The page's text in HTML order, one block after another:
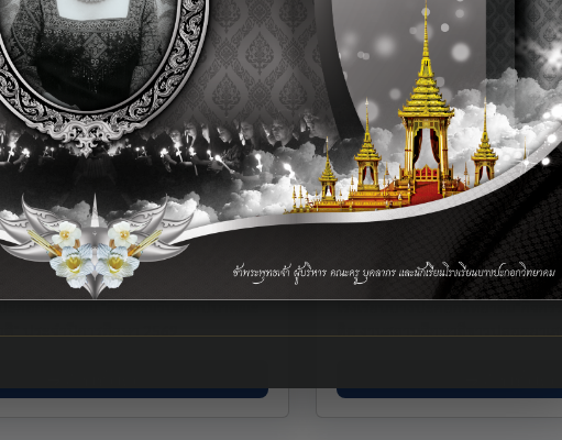
างปะกอกวิทยาคม "กิจกรรมวัน
ะลูกเสือแห่งชาติ" ประจำปีการ
โรงเรียนบางปะกอกวิทยาคม
ต้านยาเสพติด งานสถานศึก
เสพติดและอบายมุข"
โรงเรียนบางปะกอกวิทยาคม"กิจก
ติด งานสถานศึกษาสีขาวปลอดยา